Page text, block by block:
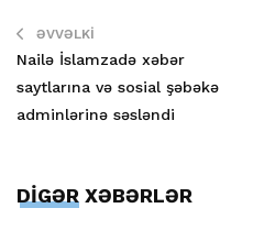
ƏVVƏLKI
Nailə İslamzadə xəbər
saytlarına və sosial şəbəkə
adminlərinə səsləndi
DİGƏR XƏBƏRLƏR